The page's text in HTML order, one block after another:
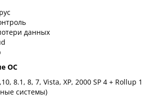
данных
ОС
8.1, 8, 7, Vista, XP, 2000 SP 4 + Rollup 1
системы)